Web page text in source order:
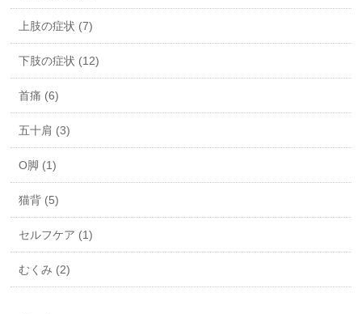
上肢の症状 (7)
下肢の症状 (12)
首痛 (6)
五十肩 (3)
O脚 (1)
猫背 (5)
セルフケア (1)
むくみ (2)